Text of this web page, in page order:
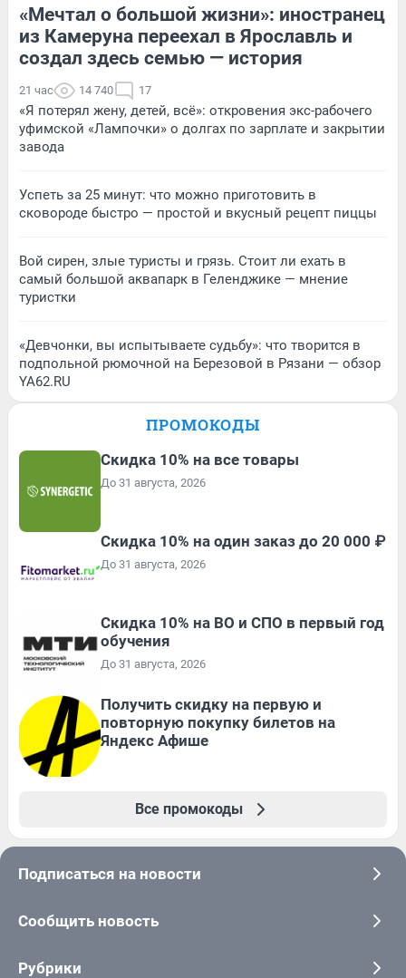
«Мечтал о большой жизни»: иностранец
из Камеруна переехал в Ярославль и
создал здесь семью — история
21 час 14 740 17
«Я потерял жену, детей, всё»: откровения экс-рабочего
уфимской «Лампочки» о долгах по зарплате и закрытии
завода
Успеть за 25 минут: что можно приготовить в
сковороде быстро — простой и вкусный рецепт пиццы
Вой сирен, злые туристы и грязь. Стоит ли ехать в
самый большой аквапарк в Геленджике — мнение
туристки
«Девчонки, вы испытываете судьбу»: что творится в
подпольной рюмочной на Березовой в Рязани — обзор
YA62.RU
ПРОМОКОДЫ
Скидка 10% на все товары
До 31 августа, 2026
Скидка 10% на один заказ до 20 000 ₽
До 31 августа, 2026
Скидка 10% на ВО и СПО в первый год
обучения
До 31 августа, 2026
Получить скидку на первую и
повторную покупку билетов на
Яндекс Афише
Все промокоды
Подписаться на новости
Сообщить новость
Рубрики